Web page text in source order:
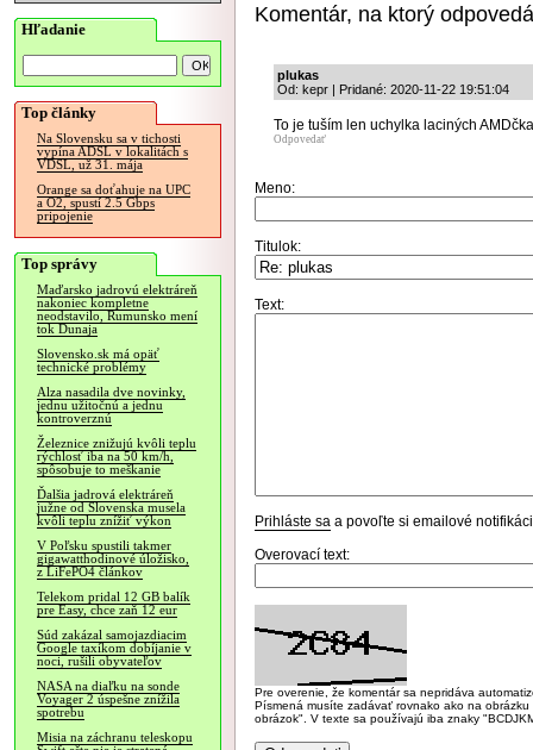
Hľadanie
Top články
Na Slovensku sa v tichosti
vypína ADSL v lokalitách s
VDSL, už 31. mája
Orange sa doťahuje na UPC
a O2, spustí 2.5 Gbps
pripojenie
Top správy
Maďarsko jadrovú elektráreň
nakoniec kompletne
neodstavilo, Rumunsko mení
tok Dunaja
Slovensko.sk má opäť
technické problémy
Alza nasadila dve novinky,
jednu užitočnú a jednu
kontroverznú
Železnice znižujú kvôli teplu
rýchlosť iba na 50 km/h,
spôsobuje to meškanie
Ďalšia jadrová elektráreň
južne od Slovenska musela
kvôli teplu znížiť výkon
V Poľsku spustili takmer
gigawatthodinové úložisko,
z LiFePO4 článkov
Telekom pridal 12 GB balík
pre Easy, chce zaň 12 eur
Súd zakázal samojazdiacim
Google taxíkom dobíjanie v
noci, rušili obyvateľov
NASA na diaľku na sonde
Voyager 2 úspešne znížila
spotrebu
Misia na záchranu teleskopu
Komentár, na ktorý
plukas
Od: kepr | Pridané: 2020-11-22 19:51:04
To je tuším len uchylka laciných
Odpovedať
Meno:
Titulok:
Text:
Prihláste sa a povoľte si emailové
Overovací text:
Pre overenie, že komentár sa nepridáva
Písmená musíte zadávať rovnako ako na
obrázok". V texte sa používajú iba znaky